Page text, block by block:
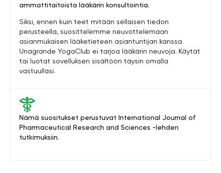
Nämä suositukset perustuvat International Journal of
Pharmaceutical Research and Sciences -lehden
tutkimuksiin.
ammattitaitoista lääkärin konsultointia.
Siksi, ennen kuin teet mitään sellaisen tiedon
perusteella, suosittelemme neuvottelemaan
asianmukaisen lääketieteen asiantuntijan kanssa.
Unagrande YogaClub ei tarjoa lääkärin neuvoja. Käytät
tai luotat sovelluksen sisältöön täysin omalla
vastuullasi.